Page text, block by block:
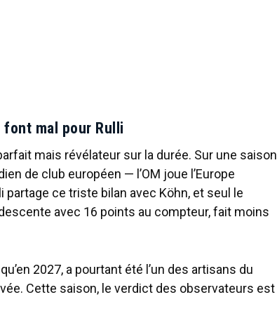
mal pour Rulli
mais révélateur sur la durée. Sur une saison
de club européen — l’OM joue l’Europe
partage ce triste bilan avec Köhn, et seul le
avec 16 points au compteur, fait moins
2027, a pourtant été l’un des artisans du
Cette saison, le verdict des observateurs est